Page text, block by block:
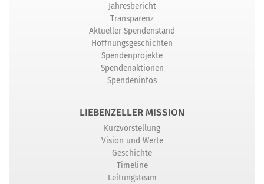
Jahresbericht
Transparenz
Aktueller Spendenstand
Hoffnungsgeschichten
Spendenprojekte
Spendenaktionen
Spendeninfos
LIEBENZELLER MISSION
Kurzvorstellung
Vision und Werte
Geschichte
Timeline
Leitungsteam